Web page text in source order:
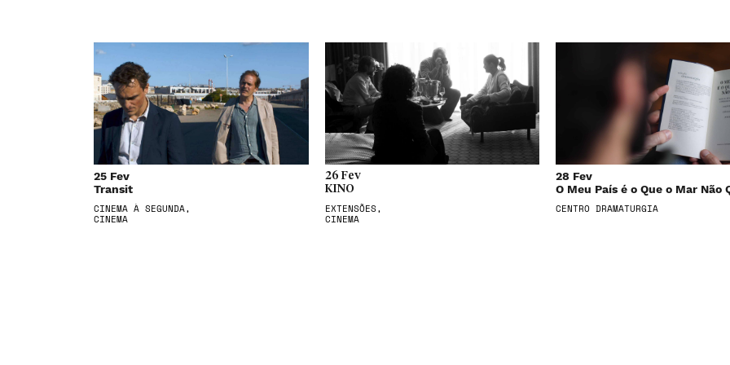
25 Fev
Transit
CINEMA À SEGUNDA,
CINEMA
26 Fev
KINO
EXTENSÕES,
CINEMA
28 Fev
O Meu País é o Que o Mar Não
CENTRO DRAMATURGIA